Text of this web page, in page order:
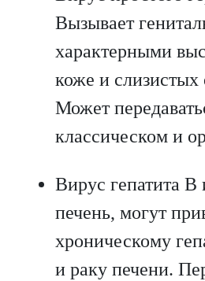
Вызывает
характерными
коже и слизистых
Может
классическом и
Вирус гепатита
печень, могут
хроническому
и раку печени.